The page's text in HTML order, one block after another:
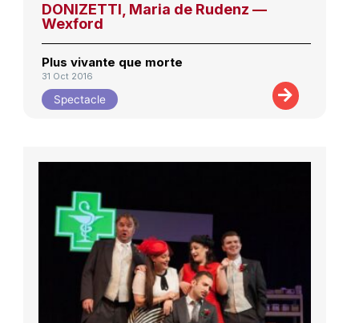
DONIZETTI, Maria de Rudenz —
Wexford
Plus vivante que morte
31 Oct 2016
Spectacle